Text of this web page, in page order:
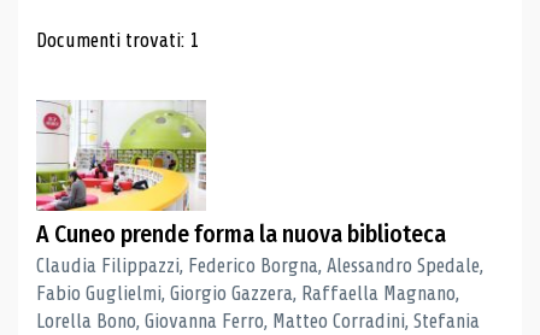
Risultati di ricerca
Documenti trovati: 1
A Cuneo prende forma la nuova biblioteca
Claudia Filippazzi, Federico Borgna, Alessandro Spedale,
Fabio Guglielmi, Giorgio Gazzera, Raffaella Magnano,
Lorella Bono, Giovanna Ferro, Matteo Corradini, Stefania